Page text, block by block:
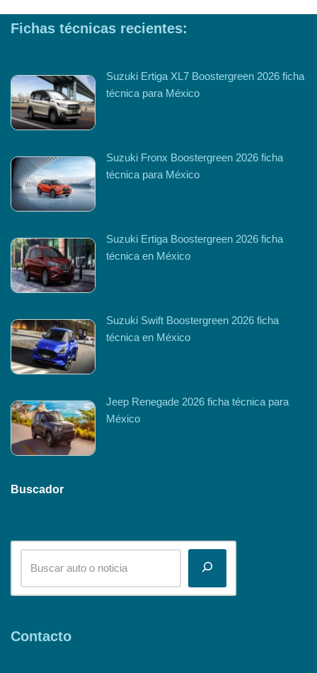
Fichas técnicas recientes:
Suzuki Ertiga XL7 Boostergreen 2026 ficha
técnica para México
Suzuki Fronx Boostergreen 2026 ficha
técnica para México
Suzuki Ertiga Boostergreen 2026 ficha
técnica en México
Suzuki Swift Boostergreen 2026 ficha
técnica en México
Jeep Renegade 2026 ficha técnica para
México
Buscador
Contacto